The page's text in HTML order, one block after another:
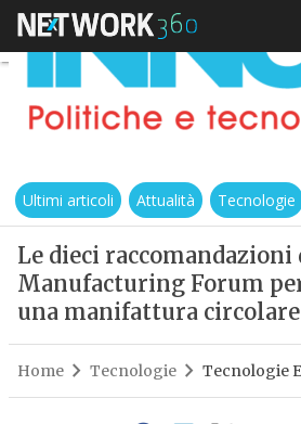
Ultimi articoli Attualità Tecnologie
Le dieci
Manufacturing Forum
una manifattura circolare
Home Tecnologie Tecnologie